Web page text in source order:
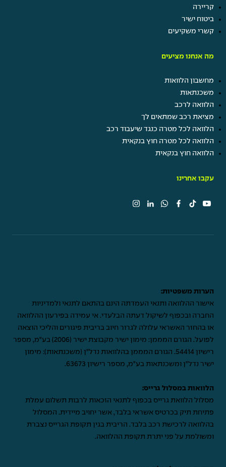
קריירה
ביטוח ישיר
קשרי משקיעים
מה אנחנו מציעים
מחשבון הלוואות
משכנתאות
הלוואה לרכב
מציאת רכב שמתאים לך
הלוואה לכל מטרה כנגד שיעבוד רכב
הלוואה לכל מטרה חוץ בנקאית
הלוואה חוץ בנקאית
עקבו אחרינו
הערות משפטיות:
אישור ההלוואה ותנאי העמדתה הינם בהתאם לתנאי ולמדיניות
החברה ובכפוף לשיקול דעתה הבלעדי. אי עמידה בפירעון ההלוואה
או בהחזר האשראי עלולה לגרור חיוב בריבית פיגורים והליכי הוצאה
לפועל. הגורם המממן: מימון ישיר מקבוצת ישיר (2006) בע"מ, מספר
רישיון 54414. הגורם המממן בהלוואות נדל"ן (משכנתאות): מימון
ישיר נדל"ן ומשכנתאות בע"מ, מספר רישיון 63673.
הלוואות במסלול גרייס:
מסלול הלוואת גרייס בכפוף לתנאי הזכאות לרבות תשלום עמלת
פתיחת תיק בכרטיס אשראי בלבד, אשר יחויב מיידית. המסלול
בהלוואה לרכישת רכב בלבד. הריבית בגין תקופת הגרייס נצברת
ומשולמת על פני יתרת תקופת ההלוואה.